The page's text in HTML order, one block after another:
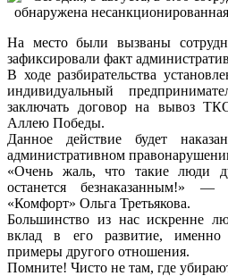
На место были вызваны
зафиксировали факт
В ходе разбирательства
индивидуальный
заключать договор на вывоз
Аллею Победы.
Данное действие будет
административном
«Очень жаль, что такие люди
останется безнаказанным!»
«Комфорт» Ольга Третьякова.
Большинство из нас искренне
вклад в его развитие, именно
примеры другого отношения.
Помните! Чисто не там, где